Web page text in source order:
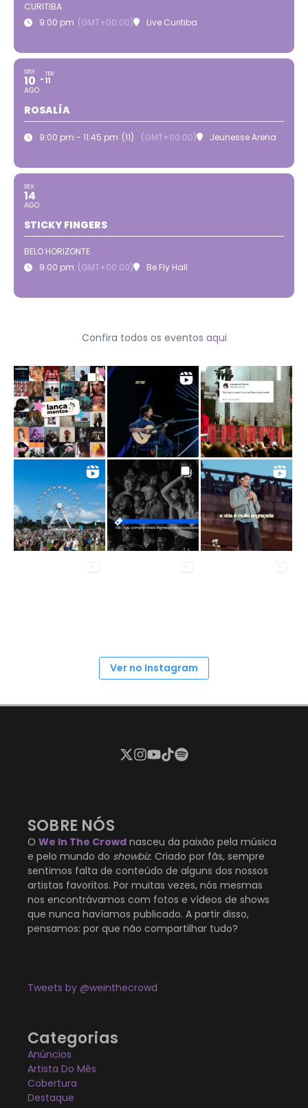
CURITIBA
9:00 pm (GMT+00:00) Live Curitiba
SEG
10
AGO
TER
11
ROSALÍA
9:00 pm - 11:45 pm (11) (GMT+00:00) Jeunesse Arena
SEX
14
AGO
STICKY FINGERS
BELO HORIZONTE
9:00 pm (GMT+00:00) Be Fly Hall
Confira todos os eventos aqui
Ver no Instagram
SOBRE NÓS
O We In The Crowd nasceu da paixão pela música
e pelo mundo do showbiz. Criado por fãs, sempre
sentimos falta de conteúdo de alguns dos nossos
artistas favoritos. Por muitas vezes, nós mesmas
nos encontrávamos com fotos e vídeos de shows
que nunca havíamos publicado. A partir disso,
pensamos: por que não compartilhar tudo?
Tweets by @weinthecrowd
Categorias
Anúncios
Artista Do Mês
Cobertura
Destaque